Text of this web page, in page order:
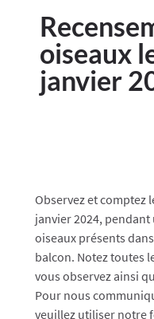
oiseaux
janvier
Observez et comptez
janvier 2024,
oiseaux présents
balcon. Notez toutes
vous observez ainsi
Pour nous
veuillez utiliser notre